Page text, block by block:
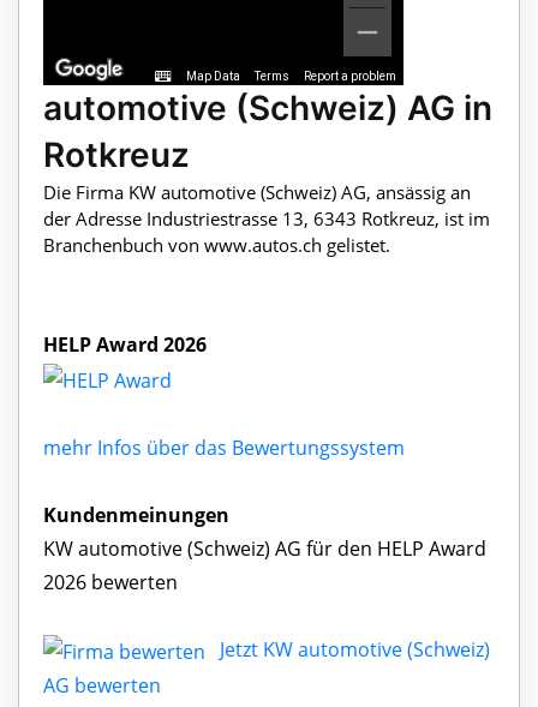
Map Data Terms Report a problem
automotive (Schweiz) AG in
Rotkreuz
Die Firma KW automotive (Schweiz) AG, ansässig an
der Adresse Industriestrasse 13, 6343 Rotkreuz, ist im
Branchenbuch von www.autos.ch gelistet.
HELP Award 2026
mehr Infos über das Bewertungssystem
Kundenmeinungen
KW automotive (Schweiz) AG für den HELP Award
2026 bewerten
Jetzt KW automotive (Schweiz)
AG bewerten